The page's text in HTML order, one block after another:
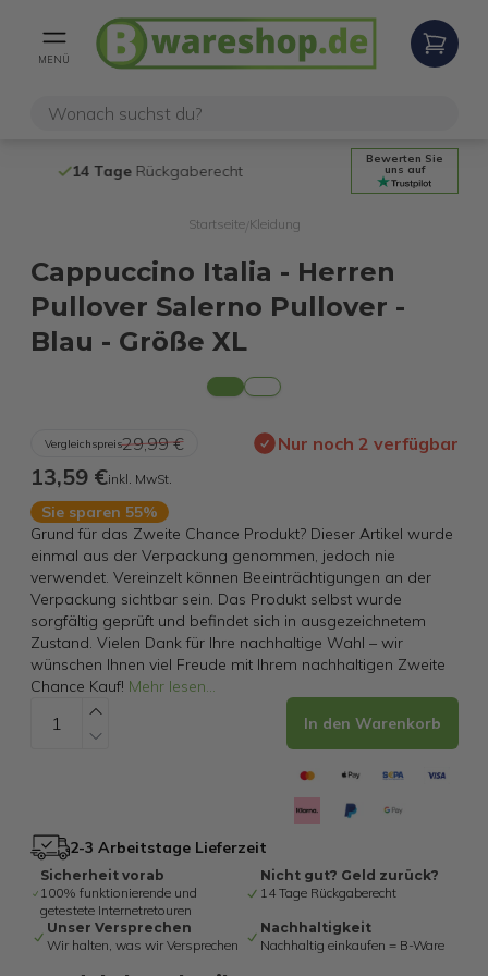
MENÜ
14 TageRückgaberecht Kostenloser
Bewerten Sie
uns auf
Startseite/ Kleidung
Cappuccino Italia - Herren
Pullover Salerno Pullover -
Blau - Größe XL
Vergleichspreis29,99 € Nur noch 2 verfügbar
13,59 €inkl. MwSt.
Sie sparen 55%
Grund für das Zweite Chance Produkt? Dieser Artikel wurde
einmal aus der Verpackung genommen, jedoch nie
verwendet. Vereinzelt können Beeinträchtigungen an der
Verpackung sichtbar sein. Das Produkt selbst wurde
sorgfältig geprüft und befindet sich in ausgezeichnetem
Zustand. Vielen Dank für Ihre nachhaltige Wahl – wir
wünschen Ihnen viel Freude mit Ihrem nachhaltigen Zweite
Chance Kauf! Mehr lesen...
In den Warenkorb
2-3 Arbeitstage Lieferzeit
Sicherheit vorab
100% funktionierende und
getestete Internetretouren
Nicht gut? Geld zurück?
14 Tage Rückgaberecht
Unser Versprechen
Wir halten, was wir Versprechen
Nachhaltigkeit
Nachhaltig einkaufen = B-Ware